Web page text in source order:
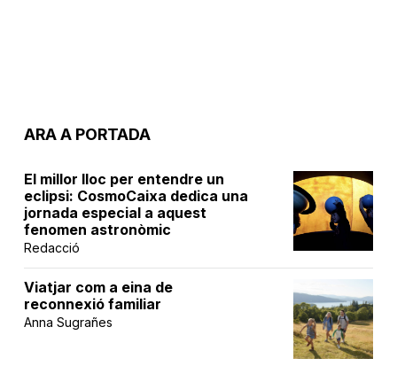
ARA A PORTADA
El millor lloc per entendre un
eclipsi: CosmoCaixa dedica una
jornada especial a aquest
fenomen astronòmic
Redacció
Viatjar com a eina de
reconnexió familiar
Anna Sugrañes